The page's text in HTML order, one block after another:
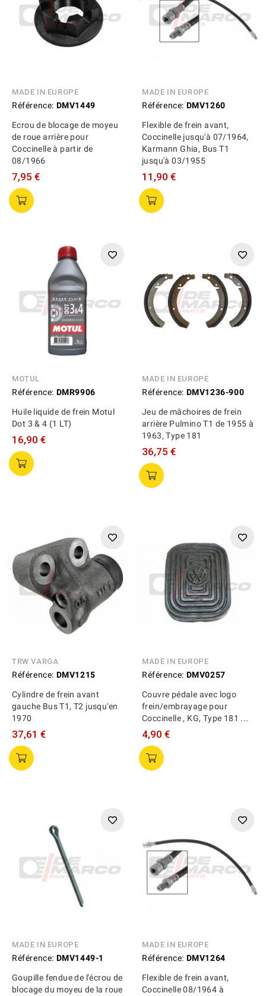
MADE IN EUROPE
Référence: DMV1449
Ecrou de blocage de moyeu
de roue arrière pour
Coccinelle à partir de
08/1966
7,95 €
MADE IN EUROPE
Référence: DMV1260
Flexible de frein avant,
Coccinelle jusqu'à 07/1964,
Karmann Ghia, Bus T1
jusqu'à 03/1955
11,90 €
MOTUL
Référence: DMR9906
Huile liquide de frein Motul
Dot 3 & 4 (1 LT)
16,90 €
MADE IN EUROPE
Référence: DMV1236-900
Jeu de mâchoires de frein
arrière Pulmino T1 de 1955 à
1963, Type 181
36,75 €
TRW VARGA
Référence: DMV1215
Cylindre de frein avant
gauche Bus T1, T2 jusqu'en
1970
37,61 €
MADE IN EUROPE
Référence: DMV0257
Couvre pédale avec logo
frein/embrayage pour
Coccinelle , KG, Type 181 ...
4,90 €
MADE IN EUROPE
Référence: DMV1449-1
Goupille fendue de l'écrou de
blocage du moyeu de la roue
MADE IN EUROPE
Référence: DMV1264
Flexible de frein avant,
Coccinelle 08/1964 à